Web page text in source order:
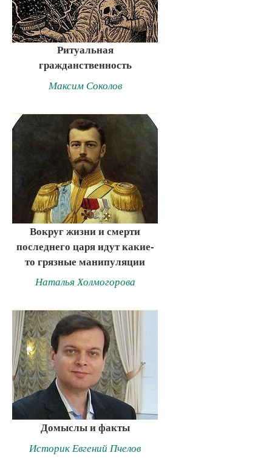
Ритуальная
гражданственность
Максим Соколов
Вокруг жизни и смерти
последнего царя идут какие-
то грязные манипуляции
Наталья Холмогорова
Домыслы и факты
Историк Евгений Пчелов